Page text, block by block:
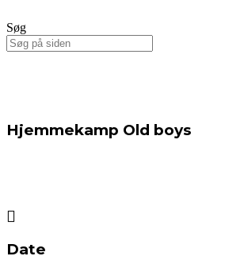
Søg
Hjemmekamp Old boys
Date